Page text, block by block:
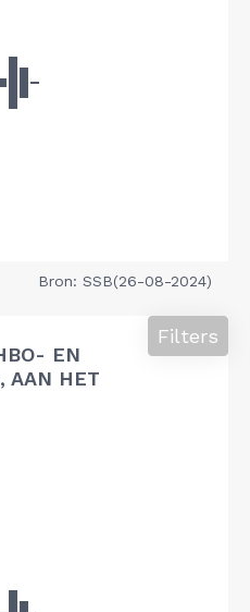
Bron: SSB(26-08-2024)
EN
AAN HET
Filters